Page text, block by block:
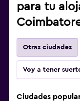
para tu
Otras ciudades
Voy a tener
Ciudades